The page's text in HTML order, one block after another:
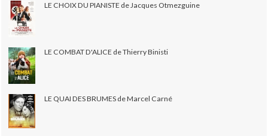
LE CHOIX DU PIANISTE de Jacques Otmezguine
LE COMBAT D'ALICE de Thierry Binisti
LE QUAI DES BRUMES de Marcel Carné